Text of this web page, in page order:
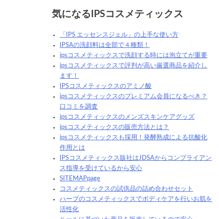
気になるIPSコスメティックス
「IPS エッセンスジェル」の上手な使い方
IPSAの洗顔料は全部で４種類！
ipsコスメティックスで洗顔する時には泡立てが重要
ipsコスメティックスで評判が高い厳選商品を紹介し
ます！
IPSコスメティックスのアミノ酸
ipsコスメティックスのプレミアム会員になるべき？
口コミを調査
ipsコスメティックスのメンズスキンケアグッズ
ipsコスメティックスの販売方法とは？
ipsコスメティックスも採用！発酵熟成による抗酸化
作用とは
IPSコスメティックス販社はJDSAからコンプライアン
ス指導を受けているから安心
SITEMAPpage
コスメティックスの試供品の詰め合わせセット
ハーブのコスメティックスでボディケアを行いお肌を
活性化